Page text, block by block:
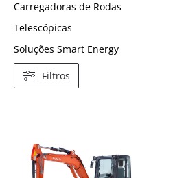
Carregadoras de Rodas
Telescópicas
Soluções Smart Energy
Filtros